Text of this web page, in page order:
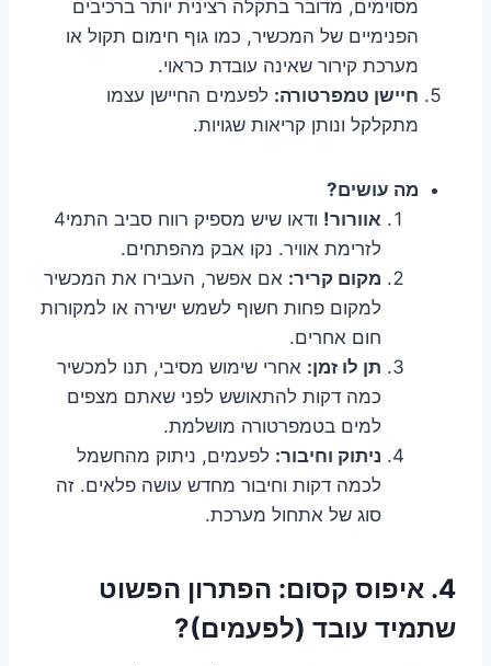
מסוימים, מדובר בתקלה רצינית יותר ברכיבים
הפנימיים של המכשיר, כמו גוף חימום תקול או
מערכת קירור שאינה עובדת כראוי.
חיישן טמפרטורה: לפעמים החיישן עצמו
מתקלקל ונותן קריאות שגויות.
מה עושים?
אוורור!
ודאו שיש מספיק רווח סביב התמי4
לזרימת אוויר. נקו אבק מהפתחים.
מקום קריר: אם אפשר, העבירו את המכשיר
למקום פחות חשוף לשמש ישירה או למקורות
חום אחרים.
תן לו זמן: אחרי שימוש מסיבי, תנו למכשיר
כמה דקות להתאושש לפני שאתם מצפים
למים בטמפרטורה מושלמת.
ניתוק וחיבור: לפעמים, ניתוק מהחשמל
לכמה דקות וחיבור מחדש עושה פלאים. זה
סוג של אתחול מערכת.
4. איפוס קסום: הפתרון הפשוט
שתמיד עובד (לפעמים)?